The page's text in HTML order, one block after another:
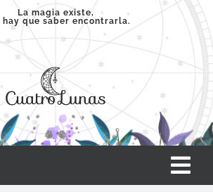
La magia existe,
hay que saber encontrarla.